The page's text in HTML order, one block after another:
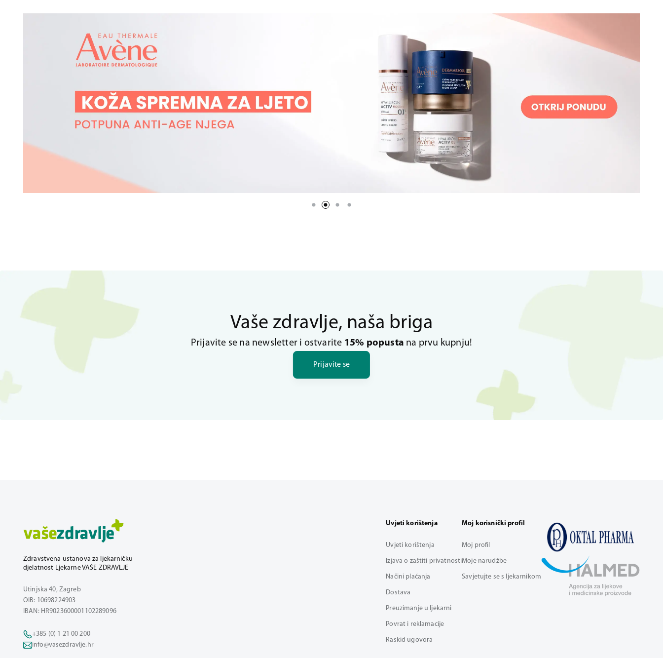
Vaše zdravlje, naša briga
Prijavite se na newsletter i ostvarite 15% popusta na prvu kupnju!
Prijavite se
Zdravstvena ustanova za ljekarničku
djelatnost Ljekarne VAŠE ZDRAVLJE
Utinjska 40, Zagreb
OIB: 10698224903
IBAN: HR9023600001102289096
+385 (0) 1 21 00 200
info@vasezdravlje.hr
Uvjeti korištenja
Uvjeti korištenja
Izjava o zaštiti privatnosti
Načini plaćanja
Dostava
Preuzimanje u ljekarni
Povrat i reklamacije
Raskid ugovora
Moj korisnički profil
Moj profil
Moje narudžbe
Savjetujte se s ljekarnikom